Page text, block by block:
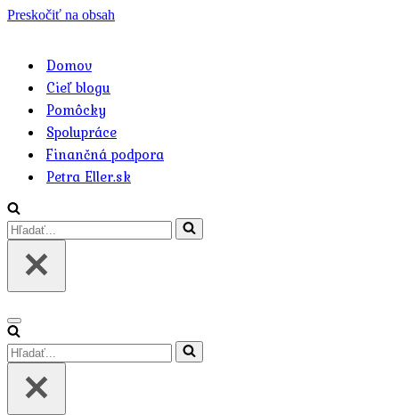
Preskočiť na obsah
Domov
Cieľ blogu
Pomôcky
Spolupráce
Finančná podpora
Petra Eller.sk
Hľadať
Menu
navigácie
Hľadať